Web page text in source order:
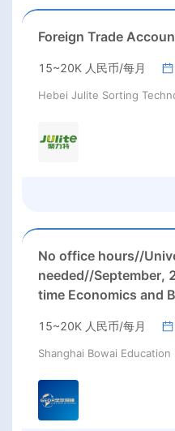
Foreign Trade
15~20K 人民币/每月
Hebei Julite Sorting
No office hours//
needed//
time Economics and
Province( 15k Rmb/
winter+summer
15~20K 人民币/每月
Shanghai Bowai Education